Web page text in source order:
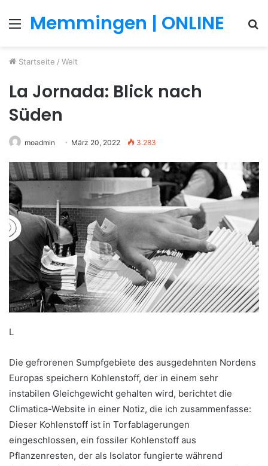
MenüMemmingen | ONLINE
Startseite / Welt
La Jornada: Blick nach
Süden
moadmin März 20, 2022 3.283
L
Die gefrorenen Sumpfgebiete des ausgedehnten Nordens
Europas speichern Kohlenstoff, der in einem sehr
instabilen Gleichgewicht gehalten wird, berichtet die
Climatica-Website in einer Notiz, die ich zusammenfasse:
Dieser Kohlenstoff ist in Torfablagerungen
eingeschlossen, ein fossiler Kohlenstoff aus
Pflanzenresten, der als Isolator fungierte während